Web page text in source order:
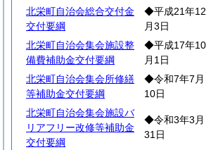
北栄町自治会総合交付金
交付要綱
◆平成21年12
月3日
北栄町自治会集会施設整
備費補助金交付要綱
◆平成17年10
月1日
北栄町自治会集会所修繕
等補助金交付要綱
◆令和7年7月
10日
北栄町自治会集会施設バ
リアフリー改修等補助金
交付要綱
◆令和3年3月
31日